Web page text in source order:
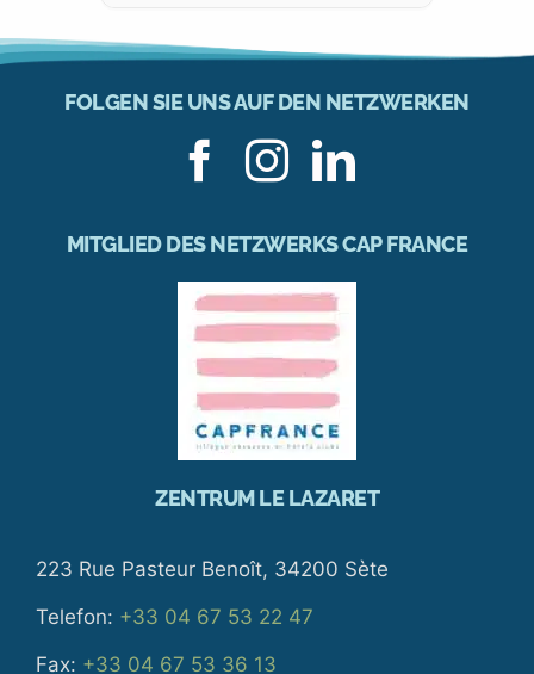
FOLGEN SIE UNS AUF DEN NETZWERKEN
MITGLIED DES NETZWERKS CAP FRANCE
ZENTRUM LE LAZARET
223 Rue Pasteur Benoît, 34200 Sète
Telefon: +33 04 67 53 22 47
Fax: +33 04 67 53 36 13